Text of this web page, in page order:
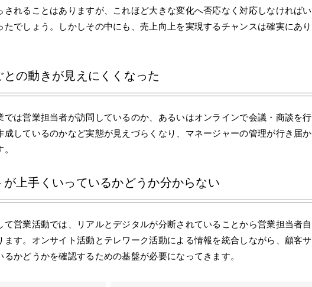
されることはありますが、これほど大きな変化へ否応なく対応しなければい
たでしょう。しかしその中にも、売上向上を実現するチャンスは確実にあり
の動きが見えにくくなった
では営業担当者が訪問しているのか、あるいはオンラインで会議・商談を行
成しているのかなど実態が見えづらくなり、マネージャーの管理が行き届か
上手くいっているかどうか分からない
営業活動では、リアルとデジタルが分断されていることから営業担当者自
ます。オンサイト活動とテレワーク活動による情報を統合しながら、顧客サ
かどうかを確認するための基盤が必要になってきます。